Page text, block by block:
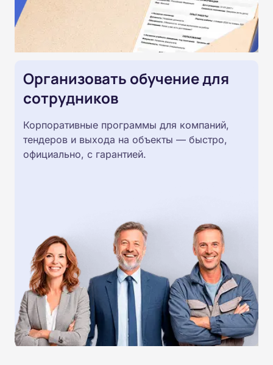
Организовать обучение для
сотрудников
Корпоративные программы для компаний,
тендеров и выхода на объекты — быстро,
официально, с гарантией.